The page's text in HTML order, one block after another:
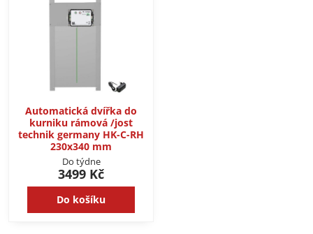
Automatická dvířka do
kurniku rámová /jost
technik germany HK-C-RH
230x340 mm
Do týdne
3499 Kč
Do košíku